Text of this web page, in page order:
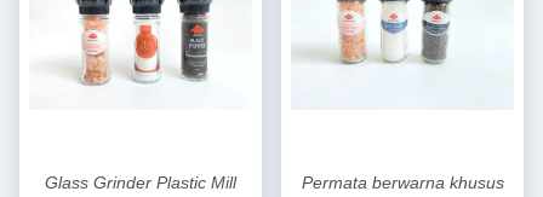
Glass Grinder Plastic Mill
Permata berwarna khusus